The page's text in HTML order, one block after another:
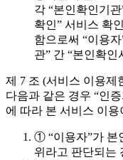
각 “본인확인기
확인” 서비스 확
함으로써 “이용
관” 간 “본인확
제 7 조 (서비스 이용제
다음과 같은 경우 “인
에 따라 본 서비스 이
① “이용자”가 본
위라고 판단되는